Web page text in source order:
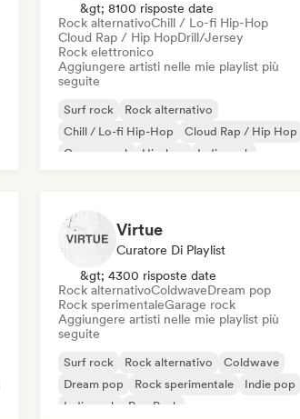
&gt; 8100 risposte date
Rock alternativoChill / Lo-fi Hip-Hop
Cloud Rap / Hip HopDrill/Jersey
Rock elettronico
Aggiungere artisti nelle mie playlist più
seguite
Surf rock
Rock alternativo
Chill / Lo-fi Hip-Hop
Cloud Rap / Hip Hop
Garage rock
Hip-hop
Indie rock
Virtue
Curatore Di Playlist
&gt; 4300 risposte date
Rock alternativoColdwaveDream pop
Rock sperimentaleGarage rock
Aggiungere artisti nelle mie playlist più
seguite
Surf rock Rock alternativo
Coldwave
Dream pop
Rock sperimentale
Indie pop
Indie rock
Pop Punk